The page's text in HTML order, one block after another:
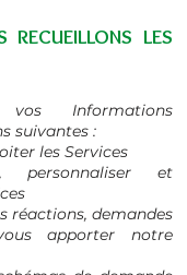
RECUEILLONS LES
Informations
suivantes :
les Services
personnaliser et
réactions, demandes
apporter notre